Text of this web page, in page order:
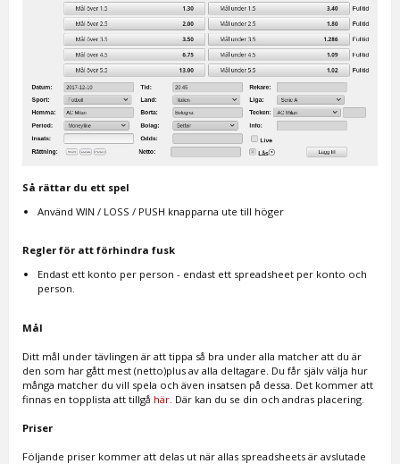
Så rättar du ett spel
Använd WIN / LOSS / PUSH knapparna ute till höger
Regler för att förhindra fusk
Endast ett konto per person - endast ett spreadsheet per konto och
person.
Mål
Ditt mål under tävlingen är att tippa så bra under alla matcher att du är
den som har gått mest (netto)plus av alla deltagare. Du får själv välja hur
många matcher du vill spela och även insatsen på dessa. Det kommer att
finnas en topplista att tillgå här . Där kan du se din och andras placering.
Priser
Följande priser kommer att delas ut när allas spreadsheets är avslutade